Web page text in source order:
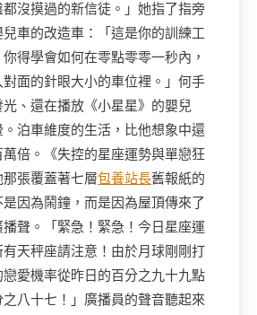
沒摸過的新信徒。」她指了指旁
車的改造車：「這是你的訓練工
得學會如何在零點零零一秒內，
面的針眼大小的車位裡。」何手
、還在播放《小星星》的嬰兒
泊車維度的生活，比他想象中還
萬倍。《失控的星座運勢與單戀狂
張覆蓋著七層包養站長舊報紙的
因為鬧鐘，而是因為屋頂傳來了
聲。「緊急！緊急！今日星座運
天秤座請注意！由於月球剛剛打
愛機率從昨日的百分之九十九點
八十七！」廣播員的聲音聽起來